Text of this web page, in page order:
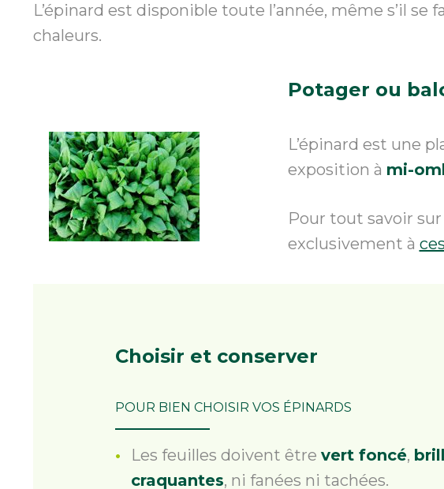
L’épinard est disponible toute l’année, même s’il se
chaleurs.
Potager ou
L’épinard est une
exposition à mi-
Pour tout savoir
exclusivement à
Choisir et conserver
POUR BIEN CHOISIR VOS ÉPINARDS
Les feuilles doivent être vert foncé,
craquantes, ni fanées ni tachées.